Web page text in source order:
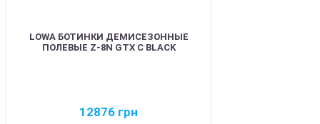
LOWA БОТИНКИ ДЕМИСЕЗОННЫЕ
ПОЛЕВЫЕ Z-8N GTX C BLACK
12876 грн